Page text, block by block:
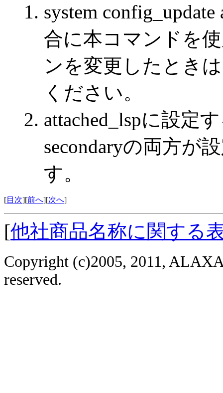
system
合に本コマンドを
ンを変更したとき
ください。
attached_lspに設定
secondaryの両方が
す。
[目次][前へ][次へ]
[他社商品名称に関する
Copyright (c)2005, 2011,
reserved.